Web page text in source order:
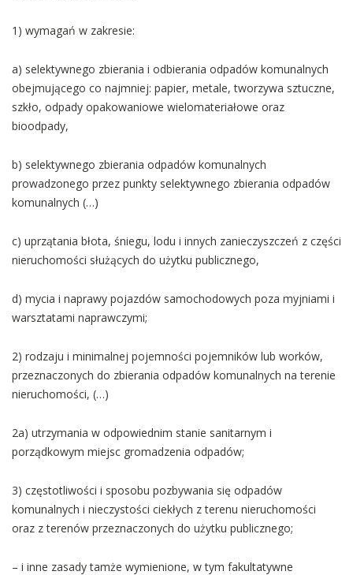
1) wymagań w zakresie:
a) selektywnego zbierania i odbierania odpadów komunalnych
obejmującego co najmniej: papier, metale, tworzywa sztuczne,
szkło, odpady opakowaniowe wielomateriałowe oraz
bioodpady,
b) selektywnego zbierania odpadów komunalnych
prowadzonego przez punkty selektywnego zbierania odpadów
komunalnych (…)
c) uprzątania błota, śniegu, lodu i innych zanieczyszczeń z części
nieruchomości służących do użytku publicznego,
d) mycia i naprawy pojazdów samochodowych poza myjniami i
warsztatami naprawczymi;
2) rodzaju i minimalnej pojemności pojemników lub worków,
przeznaczonych do zbierania odpadów komunalnych na terenie
nieruchomości, (…)
2a) utrzymania w odpowiednim stanie sanitarnym i
porządkowym miejsc gromadzenia odpadów;
3) częstotliwości i sposobu pozbywania się odpadów
komunalnych i nieczystości ciekłych z terenu nieruchomości
oraz z terenów przeznaczonych do użytku publicznego;
– i inne zasady tamże wymienione, w tym fakultatywne